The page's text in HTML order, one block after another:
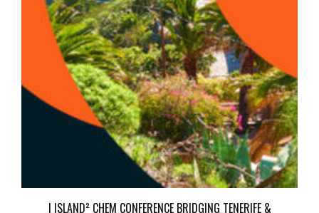
I ISLAND² CHEM CONFERENCE BRIDGING TENERIFE &